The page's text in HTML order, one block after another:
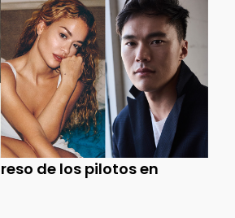
de los pilotos en